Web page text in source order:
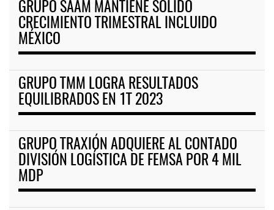
GRUPO SAAM MANTIENE SÓLIDO
CRECIMIENTO TRIMESTRAL INCLUIDO
MÉXICO
GRUPO TMM LOGRA RESULTADOS
EQUILIBRADOS EN 1T 2023
GRUPO TRAXIÓN ADQUIERE AL CONTADO
DIVISIÓN LOGÍSTICA DE FEMSA POR 4 MIL
MDP